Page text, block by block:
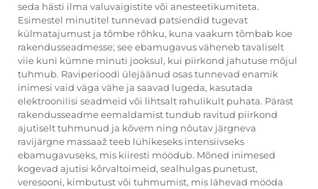
seda hästi ilma valuvaigistite või anesteetikumiteta.
Esimestel minutitel tunnevad patsiendid tugevat
külmatajumust ja tõmbe rõhku, kuna vaakum tõmbab koe
rakendusseadmesse; see ebamugavus väheneb tavaliselt
viie kuni kümne minuti jooksul, kui piirkond jahutuse mõjul
tuhmub. Raviperioodi ülejäänud osas tunnevad enamik
inimesi vaid väga vähe ja saavad lugeda, kasutada
elektroonilisi seadmeid või lihtsalt rahulikult puhata. Pärast
rakendusseadme eemaldamist tundub ravitud piirkond
ajutiselt tuhmunud ja kõvem ning nõutav järgneva
ravijärgne massaaž teeb lühikeseks intensiivseks
ebamugavuseks, mis kiiresti möödub. Mõned inimesed
kogevad ajutisi kõrvaltoimeid, sealhulgas punetust,
veresooni, kimbutust või tuhmumist, mis lähevad mööda